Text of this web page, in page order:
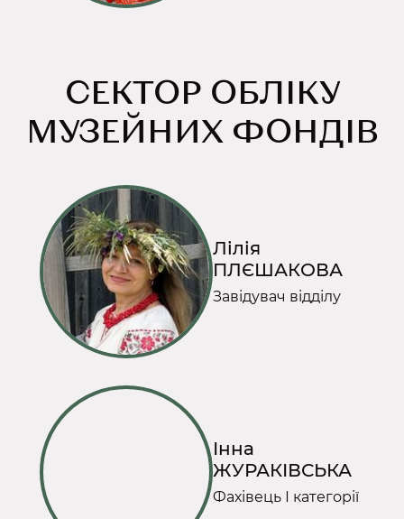
СЕКТОР ОБЛІКУ
МУЗЕЙНИХ ФОНДІВ
Лілія
ПЛЄШАКОВА
Завідувач відділу
Інна
ЖУРАКІВСЬКА
Фахівець І категорії